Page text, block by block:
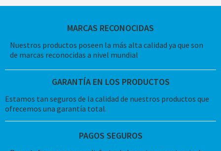
MARCAS RECONOCIDAS
Nuestros productos poseen la más alta calidad ya que son
de marcas reconocidas a nivel mundial
GARANTÍA EN LOS PRODUCTOS
Estamos tan seguros de la calidad de nuestros productos que
ofrecemos una garantía total.
PAGOS SEGUROS